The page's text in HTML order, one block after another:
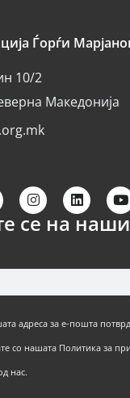
Ѓорѓи
10/2
Македонија
се на
адреса за е-пошта
со нашата Политика за
нас.